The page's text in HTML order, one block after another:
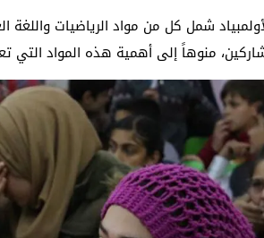
شمل كل من مواد الرياضيات واللغة
منوهاً إلى أهمية هذه المواد التي